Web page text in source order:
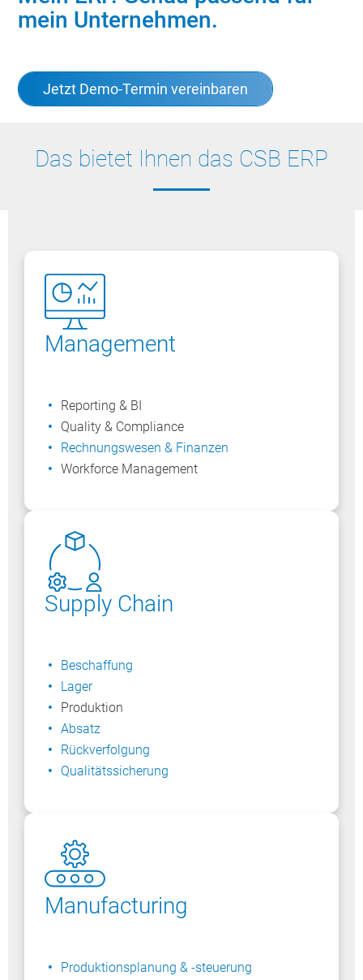
mein Unternehmen.
Jetzt Demo-Termin vereinbaren
Das bietet Ihnen das CSB ERP
Management
Reporting & BI
Quality & Compliance ​
Rechnungswesen & Finanzen
Workforce Management
Supply Chain
Beschaffung
Lager
Produktion
Absatz
Rückverfolgung
Qualitätssicherung
Manufacturing
Produktionsplanung & ​-steuerung